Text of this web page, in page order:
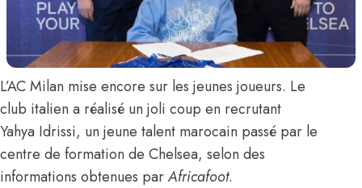
L’AC Milan mise encore sur les jeunes joueurs. Le
club italien a réalisé un joli coup en recrutant
Yahya Idrissi, un jeune talent marocain passé par le
centre de formation de Chelsea, selon des
informations obtenues parAfricafoot.